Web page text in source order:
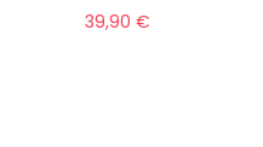
39,90€